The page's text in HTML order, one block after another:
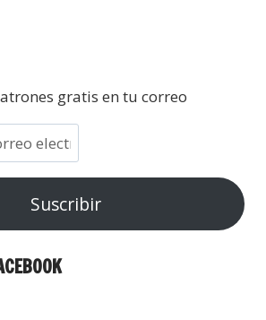
gratis en tu correo
Suscribir